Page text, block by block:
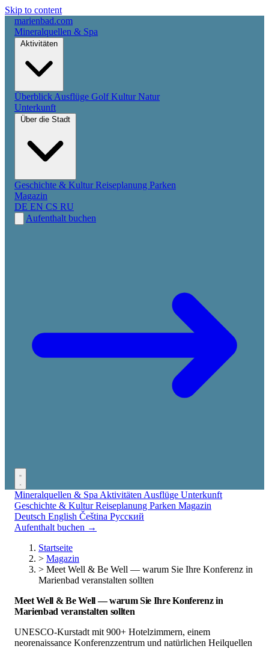
Skip to content
marienbad.com
Mineralquellen & Spa
Überblick Ausflüge GolfKulturNatur
Unterkunft
Geschichte & KulturReiseplanung Parken
Magazin
DE EN CS RU
Aufenthalt buchen
Mineralquellen & Spa Aktivitäten Ausflüge Unterkunft
Geschichte & KulturReiseplanung Parken Magazin
Deutsch English Čeština Русский
Aufenthalt buchen →
Startseite
> Magazin
> Meet Well & Be Well — warum Sie Ihre Konferenz in
Marienbad veranstalten sollten
Meet Well & Be Well — warum Sie Ihre Konferenz in
Marienbad veranstalten sollten
UNESCO-Kurstadt mit 900+ Hotelzimmern, einem
neorenaissance Konferenzzentrum und natürlichen Heilquellen